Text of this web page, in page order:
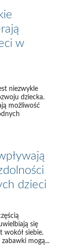
w
niezwykle
dziecka.
możliwość
dzieci
się
wokół siebie.
mogą...